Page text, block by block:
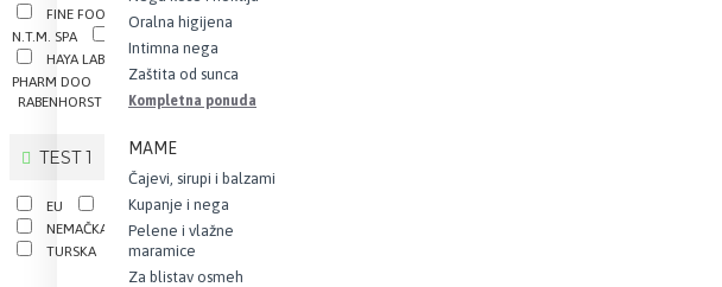
Oralna higijena
Intimna nega
Zaštita od sunca
Kompletna ponuda
MAME
Čajevi, sirupi i balzami
Kupanje i nega
Pelene i vlažne
maramice
Za blistav osmeh
FINE FOODS & PHARMACEUTICALS
N.T.M. SPA
HAYA LABS
HIZMET
PHARM DOO
PAR PAK DOO
RABENHORST
TEST 1
EU ITALIJA
MAĐARSKA
NEMAČKA
SAD
SRBIJA
TURSKA